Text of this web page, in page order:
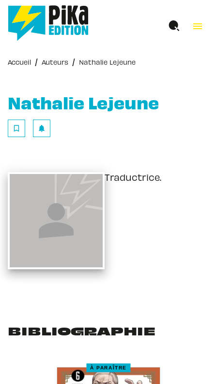
MENU RECHERCHE
PIED DE PAGE
menu
Accueil / Auteurs / Nathalie Lejeune
Nathalie Lejeune
bookmark_border notifications
Traductrice.
BIBLIOGRAPHIE
À PARAÎTRE